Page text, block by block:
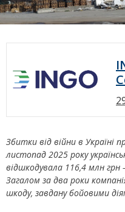
Збитки від війни в Україні
листопад 2025 року
відшкодувала 116,4 млн
Загалом за два роки
шкоду, завдану бойовими